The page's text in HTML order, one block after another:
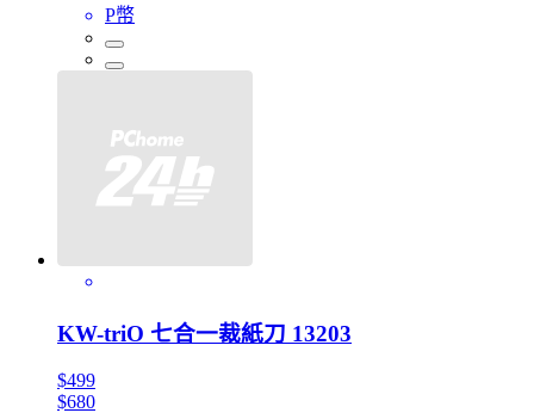
P幣
KW-triO 七合一裁紙刀 13203
$499
$680